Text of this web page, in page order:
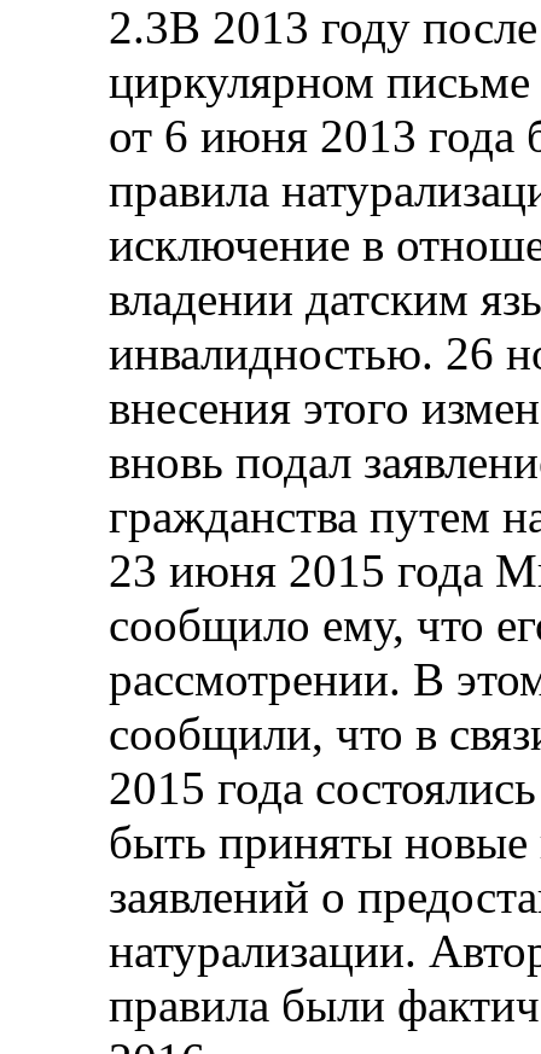
2.3В 2013 году
циркулярном
от 6 июня 2013
правила
исключение в
владении датским
инвалидностью. 26
внесения этого
вновь подал
гражданства путем
23 июня 2015 года
сообщило ему, что
рассмотрении. В
сообщили, что в
2015 года
быть приняты новые
заявлений о
натурализации.
правила были